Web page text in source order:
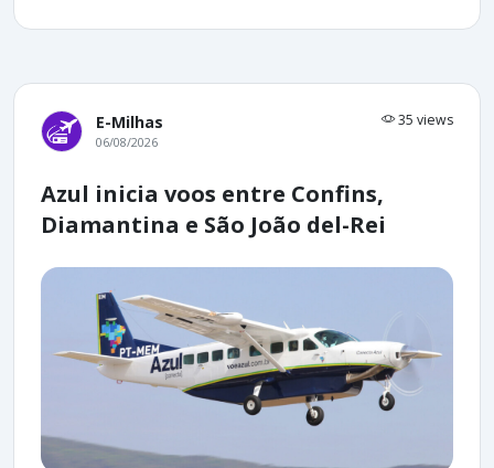
E-Milhas 35 views
06/08/2026
Azul inicia voos entre Confins,
Diamantina e São João del-Rei